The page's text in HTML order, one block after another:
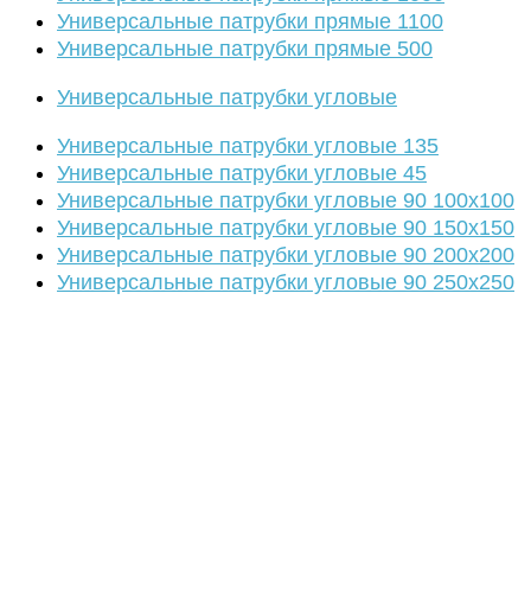
Универсальные патрубки прямые 1100
Универсальные патрубки прямые 500
Универсальные патрубки угловые
Универсальные патрубки угловые 135
Универсальные патрубки угловые 45
Универсальные патрубки угловые 90 100х100
Универсальные патрубки угловые 90 150х150
Универсальные патрубки угловые 90 200х200
Универсальные патрубки угловые 90 250х250